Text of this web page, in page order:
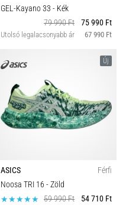
GEL-Kayano 33 - Kék
79 990 Ft
75 990 Ft
Utolsó legalacsonyabb ár 67 990 Ft
Új
ASICS
Férfi
Noosa TRI 16 - Zöld
59 990 Ft
54 710 Ft